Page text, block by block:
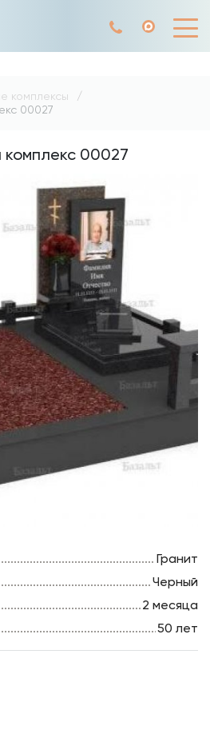
комплексы
00027
00027
Гранит
Черный
2 месяца
50 лет